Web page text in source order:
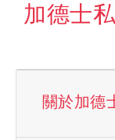
加德士
關於加德